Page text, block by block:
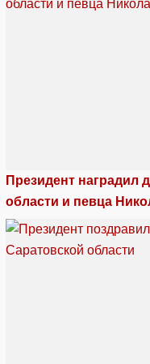
Президент наградил
области и певца